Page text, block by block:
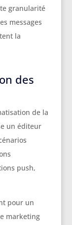
granularité
messages
la
des
de la
un éditeur
push,
pour un
marketing